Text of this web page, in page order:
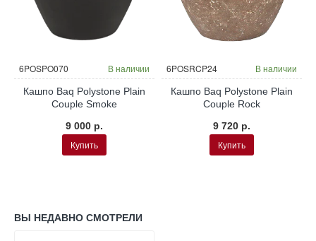
6POSPO070 В наличии
Кашпо Baq Polystone Plain
Couple Smoke
9 000 р.
Купить
6POSRCP24 В наличии
Кашпо Baq Polystone Plain
Couple Rock
9 720 р.
Купить
ВЫ НЕДАВНО СМОТРЕЛИ